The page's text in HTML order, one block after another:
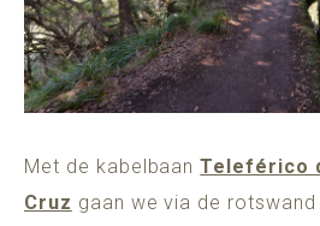
Met de kabelbaanTeleférico
Cruz gaan we via de